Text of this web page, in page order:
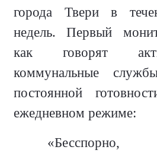
города Твери в
недель. Первый
как говорят
коммунальные
постоянной
ежедневном режиме:
«Бесспорно,